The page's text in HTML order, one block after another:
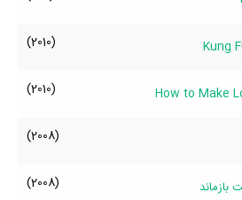
Kung
(2010)
How to Make
(2010)
(2008)
بازماند (2008)